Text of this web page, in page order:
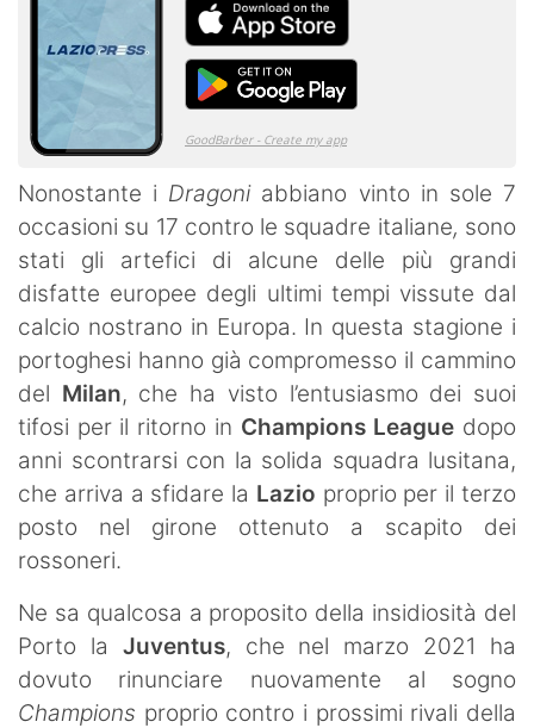
Nonostante i Dragoni abbiano vinto in sole 7
occasioni su 17 contro le squadre italiane, sono
stati gli artefici di alcune delle più grandi
disfatte europee degli ultimi tempi vissute dal
calcio nostrano in Europa. In questa stagione i
portoghesi hanno già compromesso il cammino
del Milan, che ha visto l’entusiasmo dei suoi
tifosi per il ritorno in Champions League dopo
anni scontrarsi con la solida squadra lusitana,
che arriva a sfidare la Lazio proprio per il terzo
posto nel girone ottenuto a scapito dei
rossoneri.
Ne sa qualcosa a proposito della insidiosità del
Porto la Juventus, che nel marzo 2021 ha
dovuto rinunciare nuovamente al sogno
Champions proprio contro i prossimi rivali della